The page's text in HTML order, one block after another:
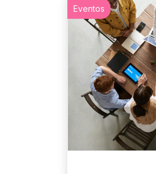
Eventos